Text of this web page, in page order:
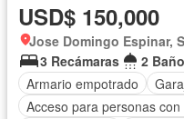
USD$ 150,000
Jose Domingo Espinar,
3 Recámaras
2
Armario empotrado
Acceso para personas